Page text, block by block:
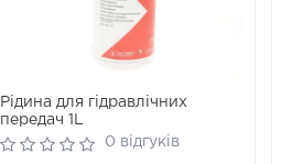
Рідина для гідравлічних
передач 1L
0 відгуків